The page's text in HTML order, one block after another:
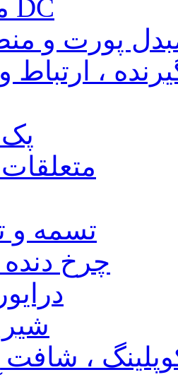
مبدل DC
پورت و
، ارتباط
پک
تسمه و
چرخ
، شافت